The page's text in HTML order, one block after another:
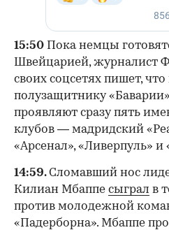
15:50 Пока немцы
Швейцарией, журналист
своих соцсетях пишет, что
полузащитнику
проявляют сразу пять
клубов — мадридский
«Арсенал», «Ливерпуль» и
14:59.Сломавший нос
Килиан Мбаппе сыграл в
против молодежной
«Падерборна». Мбаппе